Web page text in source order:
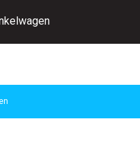
IS LEEG.